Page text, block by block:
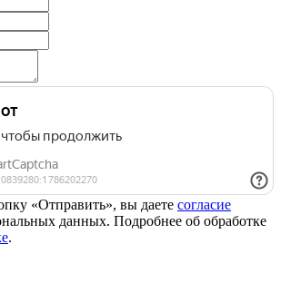
«Отправить», вы даете согласие
данных. Подробнее об обработке
.